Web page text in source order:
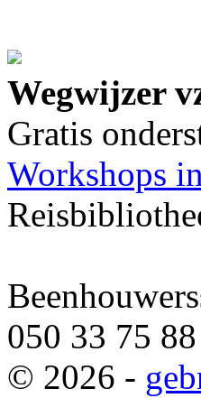
Wegwijzer
Gratis
Workshops
050 33 75
© 2026 -